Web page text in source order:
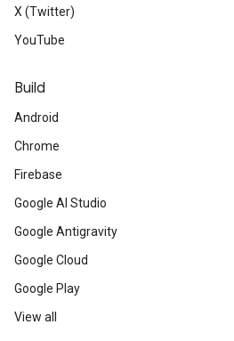
X (Twitter)
YouTube
Build
Android
Chrome
Firebase
Google AI Studio
Google Antigravity
Google Cloud
Google Play
View all